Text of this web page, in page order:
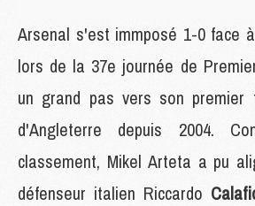
Arsenal s'est immposé 1-0 face
lors de la 37e journée de
un grand pas vers son premier
d'Angleterre depuis 2004.
classement, Mikel Arteta a pu
défenseur italien Riccardo